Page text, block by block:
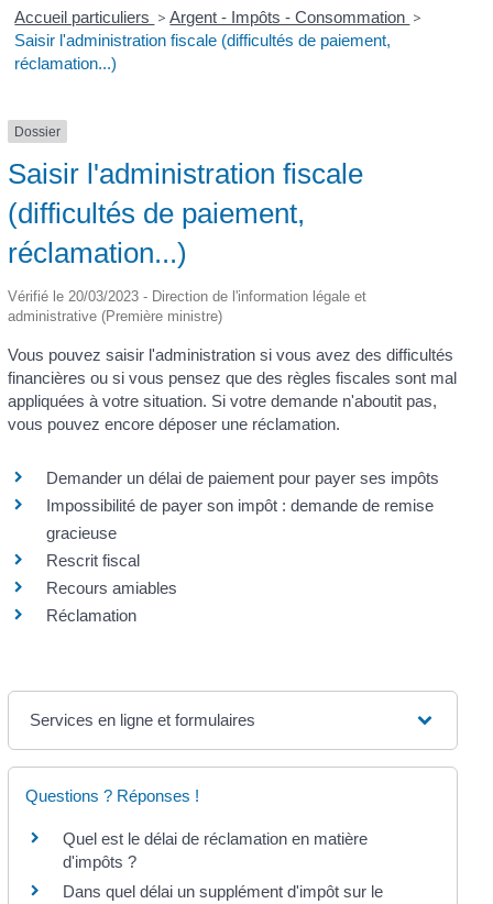
Accueil particuliers > Argent - Impôts - Consommation >
Saisir l'administration fiscale (difficultés de paiement,
réclamation...)
Dossier
Saisir l'administration fiscale
(difficultés de paiement,
réclamation...)
Vérifié le 20/03/2023 - Direction de l'information légale et
administrative (Première ministre)
Vous pouvez saisir l'administration si vous avez des difficultés
financières ou si vous pensez que des règles fiscales sont mal
appliquées à votre situation. Si votre demande n'aboutit pas,
vous pouvez encore déposer une réclamation.
Demander un délai de paiement pour payer ses impôts
Impossibilité de payer son impôt : demande de remise
gracieuse
Rescrit fiscal
Recours amiables
Réclamation
Services en ligne et formulaires
Questions ? Réponses !
Quel est le délai de réclamation en matière
d'impôts ?
Dans quel délai un supplément d'impôt sur le